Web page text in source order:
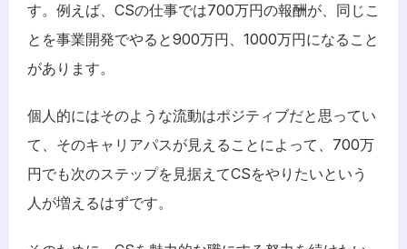
す。例えば、CSの仕事では700万円の報酬が、同じこ
とを事業開発でやると900万円、1000万円になること
があります。
個人的にはそのような流動はポジティブだと思ってい
て、そのキャリアパスが見えることによって、700万
円でも次のステップを見据えてCSをやりたいという
人が増えるはずです。